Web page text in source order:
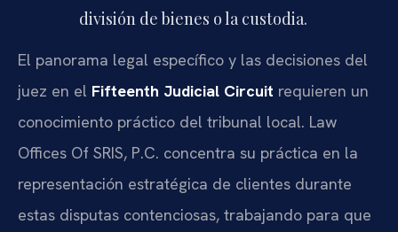
división de bienes o la custodia.
El panorama legal específico y las decisiones del
juez en el Fifteenth Judicial Circuit requieren un
conocimiento práctico del tribunal local. Law
Offices Of SRIS, P.C. concentra su práctica en la
representación estratégica de clientes durante
estas disputas contenciosas, trabajando para que